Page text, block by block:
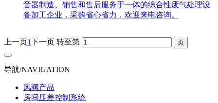
音器制造、销售和售后服务于一体的综合性废气处理设
备加工企业，采购省心省力，欢迎来电咨询。
上一页1下一页 转至第
导航/NAVIGATION
风阀产品
房间压差控制系统